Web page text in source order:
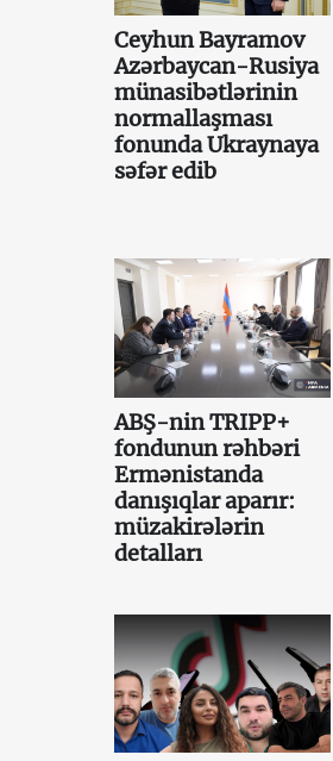
Ceyhun Bayramov
Azərbaycan-Rusiya
münasibətlərinin
normallaşması
fonunda Ukraynaya
səfər edib
ABŞ-nin TRIPP+
fondunun rəhbəri
Ermənistanda
danışıqlar aparır:
müzakirələrin
detalları